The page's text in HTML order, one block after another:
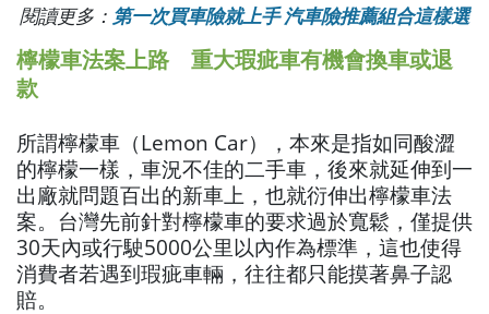
閱讀更多： 第一次買車險就上手 汽車險推薦組合這樣選
檸檬車法案上路 重大瑕疵車有機會換車或退
款
所謂檸檬車（Lemon Car），本來是指如同酸澀
的檸檬一樣，車況不佳的二手車，後來就延伸到一
出廠就問題百出的新車上，也就衍伸出檸檬車法
案。台灣先前針對檸檬車的要求過於寬鬆，僅提供
30天內或行駛5000公里以內作為標準，這也使得
消費者若遇到瑕疵車輛，往往都只能摸著鼻子認
賠。